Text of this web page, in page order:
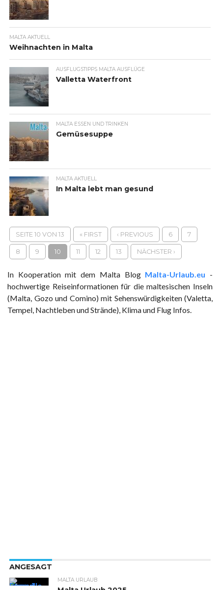
MALTA AKTUELL
Weihnachten in Malta
AUSFLUGSTIPPS MALTA AUSFLÜGE
Valletta Waterfront
MALTA ESSEN UND TRINKEN
Gemüsesuppe
MALTA AKTUELL
In Malta lebt man gesund
SEITE 10 VON 13 « FIRST ‹ PREVIOUS 6 7
8 9 10 11 12 13 NÄCHSTER ›
In Kooperation mit dem Malta Blog Malta-Urlaub.eu -
hochwertige Reiseinformationen für die maltesischen Inseln
(Malta, Gozo und Comino) mit Sehenswürdigkeiten (Valetta,
Tempel, Nachtleben und Strände), Klima und Flug Infos.
ANGESAGT
MALTA URLAUB